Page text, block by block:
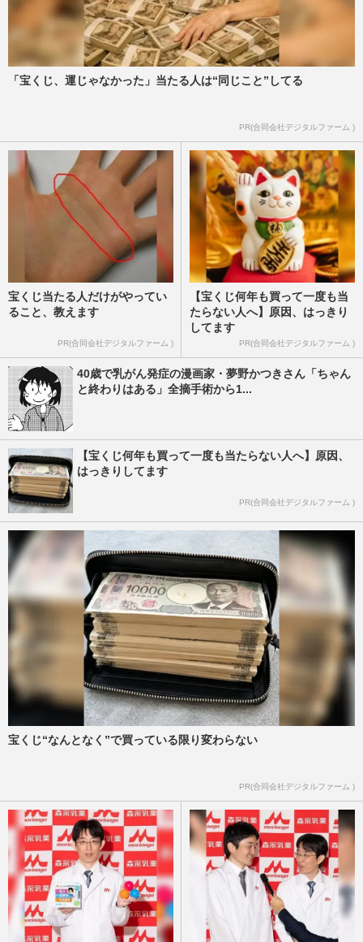
40歳で乳がん発症の漫画家・夢野かつきさ
ん「ちゃんと終わりはある」全摘手術から
10年で辿り着いた“ポジテ…
週刊女性2026年4月7日・14日号
乳がんを経て55歳で初婚「最初の5年間は
クス』板橋理恵社長が語った…
週刊女性2026年2月24日号 2026/2/21
「宝くじ、運じゃなかった」当たる人は“同じこと”してる
PR(合同会社デジタルファーム )
宝くじ当たる人だけがやってい
ること、教えます
PR(合同会社デジタルファーム )
【宝くじ何年も買って一度も当
たらない人へ】原因、はっきり
してます
PR(合同会社デジタルファーム )
40歳で乳がん発症の漫画家・夢野かつきさん「ちゃん
と終わりはある」全摘手術から1...
【宝くじ何年も買って一度も当たらない人へ】原因、
はっきりしてます
PR(合同会社デジタルファーム )
宝くじ“なんとなく”で買っている限り変わらない
PR(合同会社デジタルファーム )